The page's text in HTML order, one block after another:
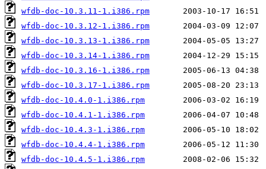
wfdb-doc-10.3.11-1.i386.rpm
wfdb-doc-10.3.12-1.i386.rpm
wfdb-doc-10.3.13-1.i386.rpm
wfdb-doc-10.3.14-1.i386.rpm
wfdb-doc-10.3.16-1.i386.rpm
wfdb-doc-10.3.17-1.i386.rpm
wfdb-doc-10.4.0-1.i386.rpm
wfdb-doc-10.4.1-1.i386.rpm
wfdb-doc-10.4.3-1.i386.rpm
wfdb-doc-10.4.4-1.i386.rpm
wfdb-doc-10.4.5-1.i386.rpm